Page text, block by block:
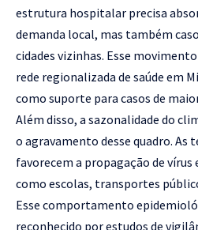
estrutura hospitalar precisa
demanda local, mas também
cidades vizinhas. Esse
rede regionalizada de saúde em
como suporte para casos de
Além disso, a sazonalidade do
o agravamento desse quadro. As
favorecem a propagação de
como escolas, transportes
Esse comportamento
reconhecido por estudos de